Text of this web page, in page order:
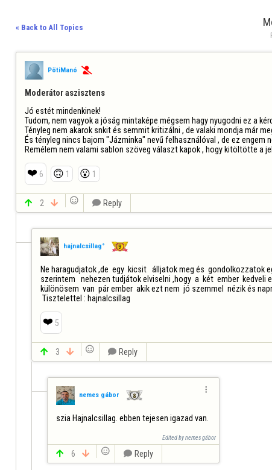
« Back to All Topics
PötiManó 
Moderátor aszisztens
Jó estét mindenkinek!
Tudom, nem vagyok a jóság mintaképe mégsem hagy nyugodni ez a
Tényleg nem akarok snkit és semmit kritizálni , de valaki mondja már
És tényleg nincs bajom "Jázminka" nevű felhasználóval , de ez engem
Remélem nem valami sablon szöveg választ kapok , hogy kitöltötte a
❤️ 6 🙃 1 😮 1
 2    Reply
hajnalcsillag°
Ne haragudjatok ,de  egy  kicsit   álljatok meg és  gondolkozzatok
szerintem   nehezen tudjátok elviselni ,hogy  a  két  ember
különösem  van  pár ember  akik ezt nem  jó szemmel  nézik és
Tisztelettel : hajnalcsillag
❤️ 5
 3    Reply
nemes gábor

szia Hajnalcsillag. ebben tejesen igazad van.
Edited by nemes gábor
 6    Reply